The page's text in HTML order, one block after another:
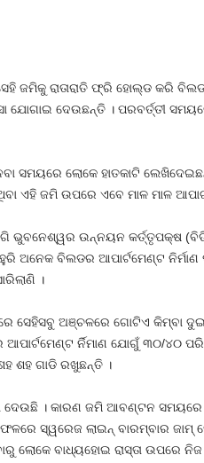
ଜମିକୁ ରାତାରାତି ଫ୍ରି ହୋଲ୍ଡ କରି
ଯୋଗାଇ ଦେଉଛନ୍ତି । ପରବର୍ତ୍ତୀ
ଲୋକେ ହାତକାଟି
ଜମି ଉପରେ ଏବେ ମାଳ ମାଳ
ଭୁବନେଶ୍ୱର ଉନ୍ନୟନ କର୍ତ୍ତୃପକ୍ଷ
ବିଲଡର ଆପାର୍ଟମେଣ୍ଟ ନିର୍ମାଣ
।
ସେହିସବୁ ଅଞ୍ଚଳରେ ଗୋଟିଏ କିମ୍ବା
ଆପାର୍ଟମେଣ୍ଟ ର୍ନିମାଣ ଯୋଗୁଁ ୩୦/୪୦
ଶହ ଗାଡି ରଖୁଛନ୍ତି ।
ଦେଉଛି । କାରଣ ଜମି ଆବଣ୍ଟନ
ସ୍ୱରେଜ ଲାଇନ୍‍ ବାରମ୍ବାର ଜାମ୍‍
ଲୋକେ ବାଧ୍ୟହୋଇ ରାସ୍ତା ଉପରେ